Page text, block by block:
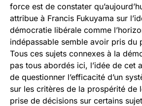
force est de constater
attribue à Francis Fukuyama sur
démocratie libérale comme
indépassable semble avoir pris du
Tous ces sujets connexes à la
pas tous abordés ici, l’idée de cet
de questionner l’efficacité d’un
sur les critères de la prospérité de
prise de décisions sur certains